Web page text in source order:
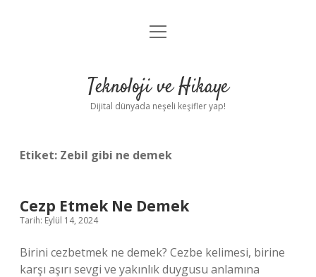
Anasayfa
Yasal Uyarı
menüyü
Teknoloji ve Hikaye
Dijital dünyada neşeli keşifler yap!
Etiket: Zebil gibi ne demek
Cezp Etmek Ne Demek
Tarih: Eylül 14, 2024
Birini cezbetmek ne demek? Cezbe kelimesi, birine
karşı aşırı sevgi ve yakınlık duygusu anlamına